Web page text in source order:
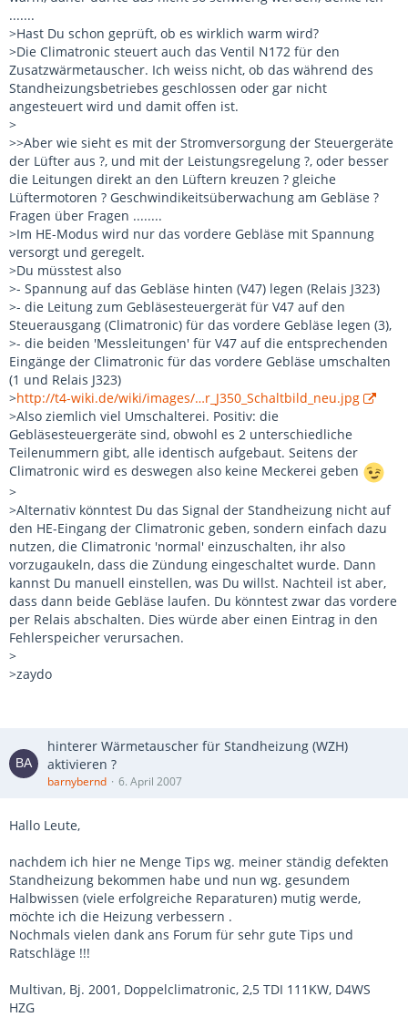
.......
>Hast Du schon geprüft, ob es wirklich warm wird?
>Die Climatronic steuert auch das Ventil N172 für den
Zusatzwärmetauscher. Ich weiss nicht, ob das während des
Standheizungsbetriebes geschlossen oder gar nicht
angesteuert wird und damit offen ist.
>
>>Aber wie sieht es mit der Stromversorgung der Steuergeräte
der Lüfter aus ?, und mit der Leistungsregelung ?, oder besser
die Leitungen direkt an den Lüftern kreuzen ? gleiche
Lüftermotoren ? Geschwindikeitsüberwachung am Gebläse ?
Fragen über Fragen ........
>Im HE-Modus wird nur das vordere Gebläse mit Spannung
versorgt und geregelt.
>Du müsstest also
>- Spannung auf das Gebläse hinten (V47) legen (Relais J323)
>- die Leitung zum Gebläsesteuergerät für V47 auf den
Steuerausgang (Climatronic) für das vordere Gebläse legen (3),
>- die beiden 'Messleitungen' für V47 auf die entsprechenden
Eingänge der Climatronic für das vordere Gebläse umschalten
(1 und Relais J323)
>http://t4-wiki.de/wiki/images/…r_J350_Schaltbild_neu.jpg
>Also ziemlich viel Umschalterei. Positiv: die
Gebläsesteuergeräte sind, obwohl es 2 unterschiedliche
Teilenummern gibt, alle identisch aufgebaut. Seitens der
Climatronic wird es deswegen also keine Meckerei geben
>
>Alternativ könntest Du das Signal der Standheizung nicht auf
den HE-Eingang der Climatronic geben, sondern einfach dazu
nutzen, die Climatronic 'normal' einzuschalten, ihr also
vorzugaukeln, dass die Zündung eingeschaltet wurde. Dann
kannst Du manuell einstellen, was Du willst. Nachteil ist aber,
dass dann beide Gebläse laufen. Du könntest zwar das vordere
per Relais abschalten. Dies würde aber einen Eintrag in den
Fehlerspeicher verursachen.
>
>zaydo
hinterer Wärmetauscher für Standheizung (WZH)
aktivieren ?
barnybernd 6. April 2007
Hallo Leute,
nachdem ich hier ne Menge Tips wg. meiner ständig defekten
Standheizung bekommen habe und nun wg. gesundem
Halbwissen (viele erfolgreiche Reparaturen) mutig werde,
möchte ich die Heizung verbessern .
Nochmals vielen dank ans Forum für sehr gute Tips und
Ratschläge !!!
Multivan, Bj. 2001, Doppelclimatronic, 2,5 TDI 111KW, D4WS
HZG